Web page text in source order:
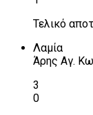
Τελικό
Λαμία
Άρης Αγ.
3
0